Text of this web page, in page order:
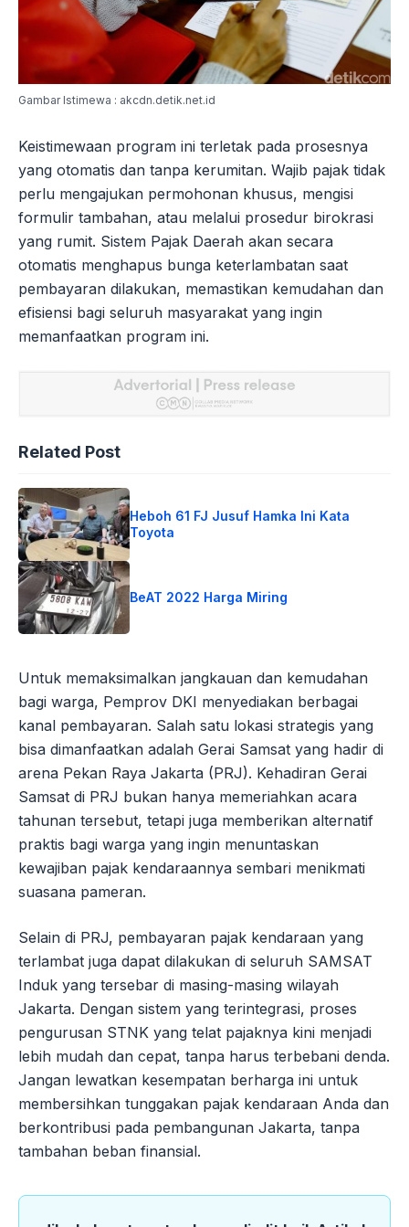
Gambar Istimewa : akcdn.detik.net.id
Keistimewaan program ini terletak pada prosesnya
yang otomatis dan tanpa kerumitan. Wajib pajak tidak
perlu mengajukan permohonan khusus, mengisi
formulir tambahan, atau melalui prosedur birokrasi
yang rumit. Sistem Pajak Daerah akan secara
otomatis menghapus bunga keterlambatan saat
pembayaran dilakukan, memastikan kemudahan dan
efisiensi bagi seluruh masyarakat yang ingin
memanfaatkan program ini.
Related Post
Heboh 61 FJ Jusuf Hamka Ini Kata
Toyota
BeAT 2022 Harga Miring
Untuk memaksimalkan jangkauan dan kemudahan
bagi warga, Pemprov DKI menyediakan berbagai
kanal pembayaran. Salah satu lokasi strategis yang
bisa dimanfaatkan adalah Gerai Samsat yang hadir di
arena Pekan Raya Jakarta (PRJ). Kehadiran Gerai
Samsat di PRJ bukan hanya memeriahkan acara
tahunan tersebut, tetapi juga memberikan alternatif
praktis bagi warga yang ingin menuntaskan
kewajiban pajak kendaraannya sembari menikmati
suasana pameran.
Selain di PRJ, pembayaran pajak kendaraan yang
terlambat juga dapat dilakukan di seluruh SAMSAT
Induk yang tersebar di masing-masing wilayah
Jakarta. Dengan sistem yang terintegrasi, proses
pengurusan STNK yang telat pajaknya kini menjadi
lebih mudah dan cepat, tanpa harus terbebani denda.
Jangan lewatkan kesempatan berharga ini untuk
membersihkan tunggakan pajak kendaraan Anda dan
berkontribusi pada pembangunan Jakarta, tanpa
tambahan beban finansial.